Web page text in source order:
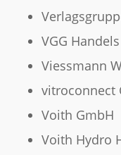
VGG
Viessmann
vitroconnect
Voith GmbH
Voith Hydro